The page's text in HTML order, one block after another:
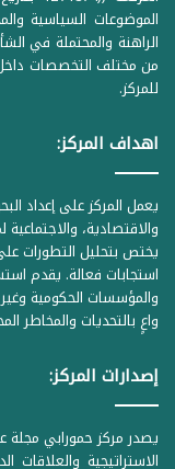
الموضوعات السياسية
الراهنة والمحتملة في
من مختلف التخصصات
للمركز.
اهداف المركز:
يعمل المركز على إعداد
والاقتصادية،
يختص بتحليل التطورات
استجابات فعالة. يقدم
والمؤسسات الحكومية
واعٍ بالتحديات والمخاطر
إصدارات المركز:
الاستراتيجية